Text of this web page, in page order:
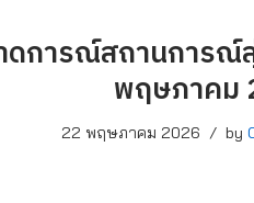
ดการณ์สถานการณ์
พฤษภาคม
22 พฤษภาคม 2026 by